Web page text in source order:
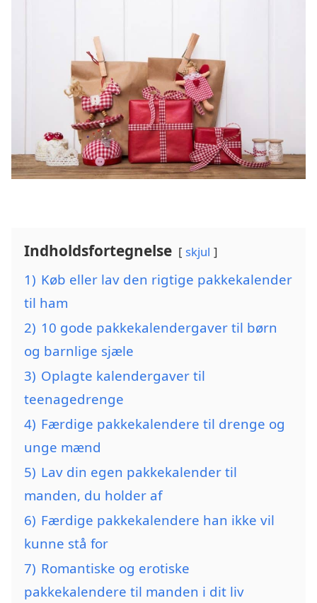
Indholdsfortegnelse skjul
1) Køb eller lav den rigtige pakkekalender
til ham
2) 10 gode pakkekalendergaver til børn
og barnlige sjæle
3) Oplagte kalendergaver til
teenagedrenge
4) Færdige pakkekalendere til drenge og
unge mænd
5) Lav din egen pakkekalender til
manden, du holder af
6) Færdige pakkekalendere han ikke vil
kunne stå for
7) Romantiske og erotiske
pakkekalendere til manden i dit liv